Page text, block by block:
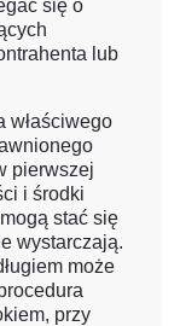
się o
lub
właściwego
pierwszej
i środki
stać się
wystarczają.
może
przy